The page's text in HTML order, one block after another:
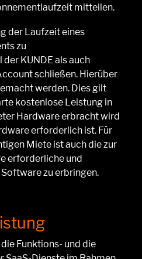
mitteilen.
der Laufzeit eines
zu
der KUNDE als auch
schließen.Hierüber
werden. Dies gilt
kostenlose Leistung in
Hardware erbracht wird
erforderlich ist. Für
Miete ist auch die zur
erforderliche und
zu erbringen.
Funktions- und die